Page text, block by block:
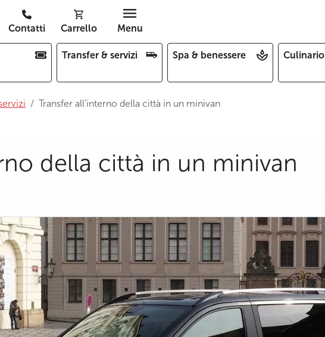
Contatti Carrello Menu
Transfer & servizi Spa & benessere Culinario
Transfer all’interno della città in un minivan
della città in un minivan